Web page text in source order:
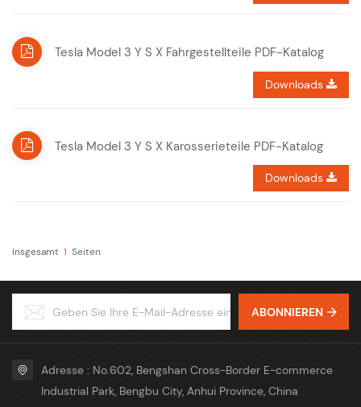
Tesla Model 3 Y S X Fahrgestellteile PDF-Katalog
Downloads
Tesla Model 3 Y S X Karosserieteile PDF-Katalog
Downloads
Insgesamt 1 Seiten
ABONNIEREN
Adresse : No.602, Bengshan Cross-Border E-commerce
Industrial Park, Bengbu City, Anhui Province, China